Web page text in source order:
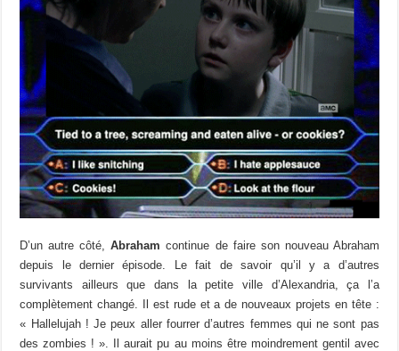
D’un autre côté,Abraham continue de faire son nouveau Abraham
depuis le dernier épisode. Le fait de savoir qu’il y a d’autres
survivants ailleurs que dans la petite ville d’Alexandria, ça l’a
complètement changé. Il est rude et a de nouveaux projets en tête :
« Hallelujah ! Je peux aller fourrer d’autres femmes qui ne sont pas
des zombies ! ». Il aurait pu au moins être moindrement gentil avec